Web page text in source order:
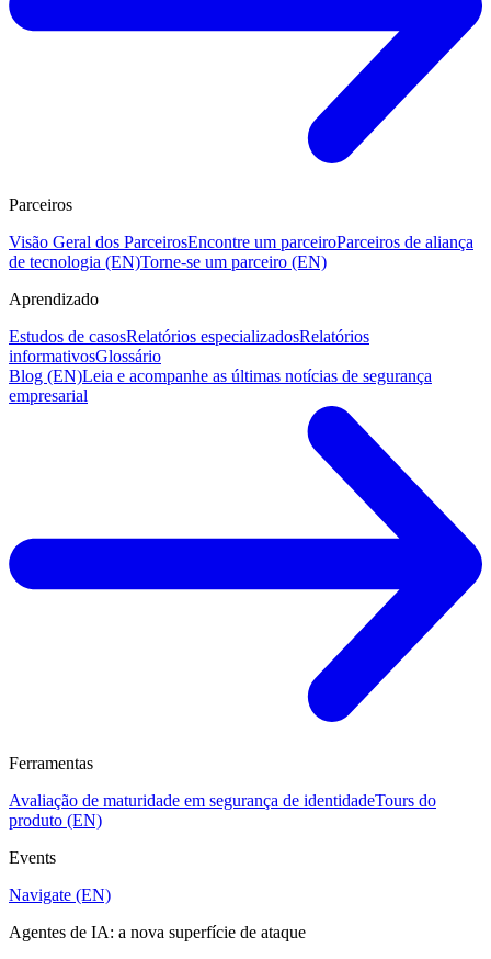
Parceiros
Visão Geral dos ParceirosEncontre um parceiroParceiros de aliança
de tecnologia (EN)Torne-se um parceiro (EN)
Aprendizado
Estudos de casosRelatórios especializadosRelatórios
informativosGlossário
Blog (EN)Leia e acompanhe as últimas notícias de segurança
empresarial
Ferramentas
Avaliação de maturidade em segurança de identidadeTours do
produto (EN)
Events
Navigate (EN)
Agentes de IA: a nova superfície de ataque